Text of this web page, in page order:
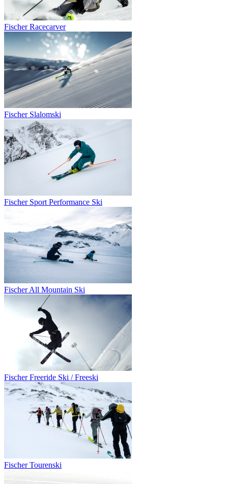
Fischer Racecarver
Fischer Slalomski
Fischer Sport Performance Ski
Fischer All Mountain Ski
Fischer Freeride Ski / Freeski
Fischer Tourenski